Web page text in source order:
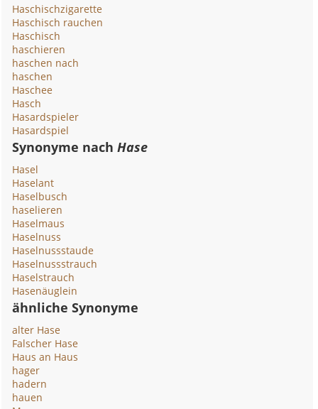
Haschischzigarette
Haschisch rauchen
Haschisch
haschieren
haschen nach
haschen
Haschee
Hasch
Hasardspieler
Hasardspiel
Synonyme nachHase
Hasel
Haselant
Haselbusch
haselieren
Haselmaus
Haselnuss
Haselnussstaude
Haselnussstrauch
Haselstrauch
Hasenäuglein
ähnliche Synonyme
alter Hase
Falscher Hase
Haus an Haus
hager
hadern
hauen